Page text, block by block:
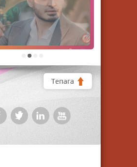
2
Тепага